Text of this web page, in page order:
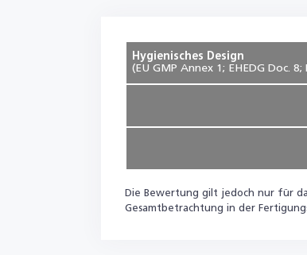
Hygienisches Design
(EU GMP Annex 1; EHEDG Doc.
Die Bewertung gilt jedoch nur für
Gesamtbetrachtung in der